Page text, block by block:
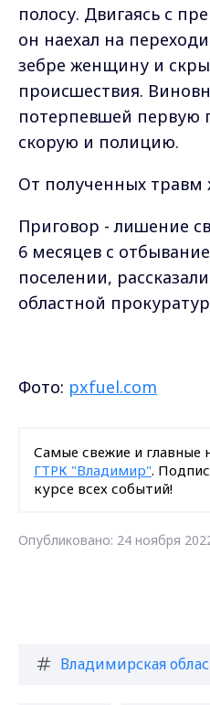
полосу. Двигаясь с
он наехал на
зебре женщину и
происшествия.
потерпевшей первую
скорую и полицию.
От полученных травм
Приговор - лишение
6 месяцев с
поселении,
областной
Фото: pxfuel.com
Самые свежие и главные
ГТРК "Владимир".
курсе всех событий!
Опубликовано: 24 ноября
Владимирская